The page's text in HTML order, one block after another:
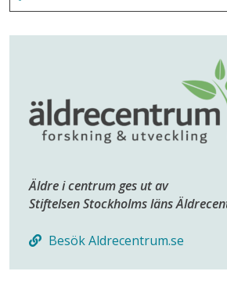
Äldre i centrum ges ut av
Stiftelsen Stockholms läns
Besök Aldrecentrum.se